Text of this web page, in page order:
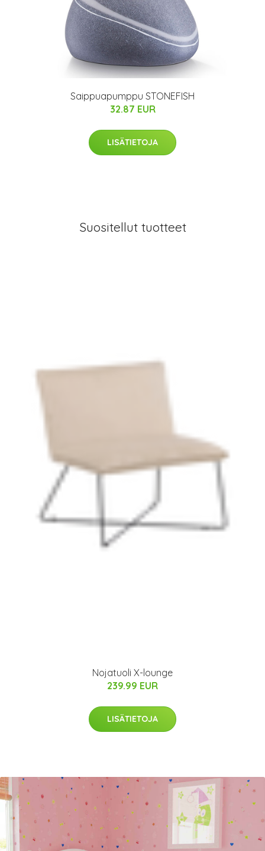
Saippuapumppu STONEFISH
32.87 EUR
LISÄTIETOJA
Suositellut tuotteet
Nojatuoli X-lounge
239.99 EUR
LISÄTIETOJA